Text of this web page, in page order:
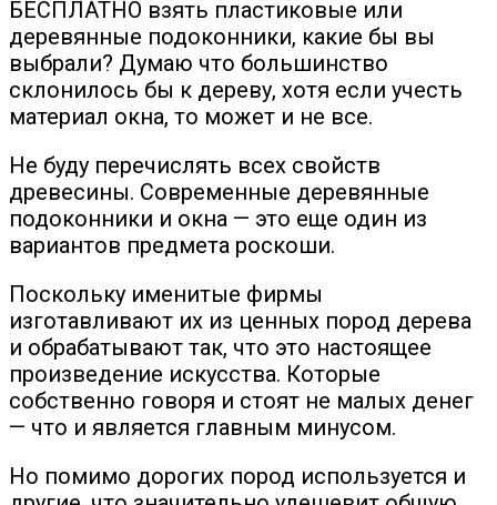
БЕСПЛАТНО взять пластиковые или
деревянные подоконники, какие бы вы
выбрали? Думаю что большинство
склонилось бы к дереву, хотя если учесть
материал окна, то может и не все.
Не буду перечислять всех свойств
древесины. Современные деревянные
подоконники и окна — это еще один из
вариантов предмета роскоши.
Поскольку именитые фирмы
изготавливают их из ценных пород дерева
и обрабатывают так, что это настоящее
произведение искусства. Которые
собственно говоря и стоят не малых денег
— что и является главным минусом.
Но помимо дорогих пород используется и